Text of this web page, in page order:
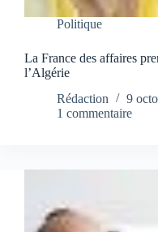
Politique
La France des affaires
l’Algérie
Rédaction
9
1 commentaire